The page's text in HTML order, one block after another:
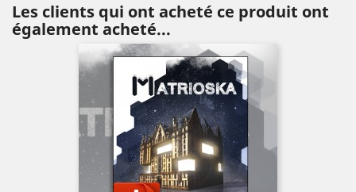
Les clients qui ont acheté ce produit ont
également acheté...